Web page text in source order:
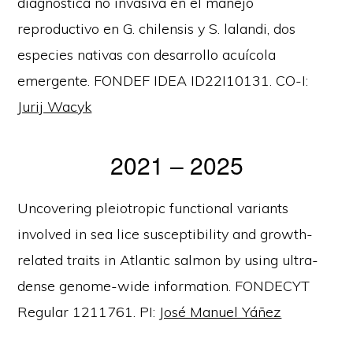
reproductivo en G. chilensis y S. lalandi, dos
especies nativas con desarrollo acuícola
emergente. FONDEF IDEA ID22I10131. CO-I:
Jurij Wacyk
2021 – 2025
Uncovering pleiotropic functional variants
involved in sea lice susceptibility and growth-
related traits in Atlantic salmon by using ultra-
dense genome-wide information. FONDECYT
Regular 1211761. PI: José Manuel Yáñez